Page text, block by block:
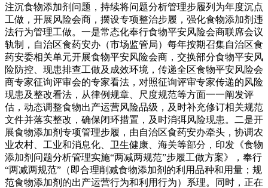
注沉食物添加剂问题，持续将问题分析管理步履列为年度沉点
工做，开展风险会商，摆设专项整治步履，强化食物添加剂违
法行为管理工做。一是常态化奉行食物平安风险会商联席会议
轨制，自治区食药安办（市场监管局）每年按期召集自治区食
药安委相关单元开展食物平安风险会商，交换部分食物平安风
险防控、现患排查工做及成效环境，传递全区食物平安风险会
商专家征询评审会的专家看法，对照征询评审专家传递的风险
现患及整改看法，从律例规章、尺度规范等方面一一阐发评
估，动态调整食物出产运营风险品级，及时补充修订相关规范
文件并落实整改，确保闭环措置，及时消弭风险现患。二是开
展食物添加剂专项管理步履，由自治区食药安办牵头，协调农
业农村、工业和消息化、卫生健康、海关等部分，印发《食物
添加剂问题分析管理实施“两减两规范”步履工做方案》，奉行
“两减两规范”（即合理削减食物添加剂的利用品种和用量；规
范食物添加剂的出产运营行为和利用行为）系理。同时，正在